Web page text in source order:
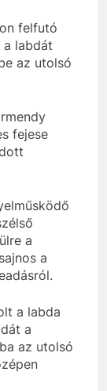
felfutó
labdát
az utolsó
fejese
a
a
a labda
a
az utolsó